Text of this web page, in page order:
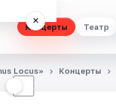
Концерты Театр
×
☾
Locus» Концерты